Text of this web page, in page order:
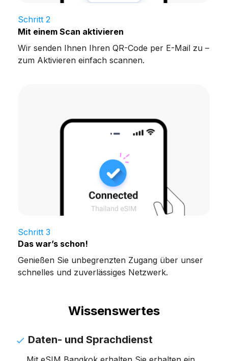
Schritt 2
Mit einem Scan aktivieren
Wir senden Ihnen Ihren QR-Code per E-Mail zu –
zum Aktivieren einfach scannen.
Schritt 3
Das war’s schon!
Genießen Sie unbegrenzten Zugang über unser
schnelles und zuverlässiges Netzwerk.
Wissenswertes
Daten- und Sprachdienst